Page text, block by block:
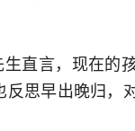
直言，现在的
思早出晚归，